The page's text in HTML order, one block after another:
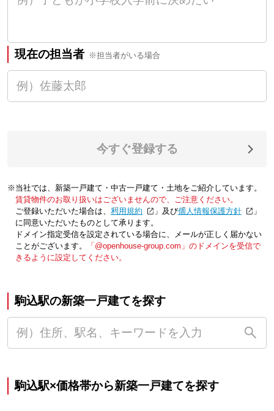
現在の担当者 ※担当者がいる場合
今すぐ登録する
※当社では、新築一戸建て・中古一戸建て・土地をご紹介しています。
賃貸物件のお取り扱いはございませんので、ご注意ください。
ご登録いただいた場合は、「利用規約 」及び「個人情報保護方針
」
に同意いただいたものとして承ります。
ドメイン指定受信を設定されている場合に、メールが正しく届かない
ことがございます。
「@openhouse-group.com」のドメインを受信で
きるように設定してください。
駒込駅の新築一戸建てを探す
駒込駅×価格帯から新築一戸建てを探す